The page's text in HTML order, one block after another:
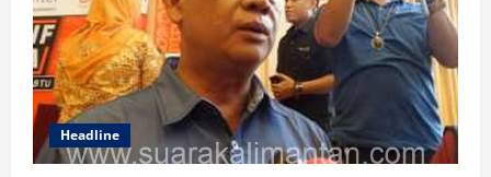
Tenaga
Medis
di
Banjarmasin
Headline